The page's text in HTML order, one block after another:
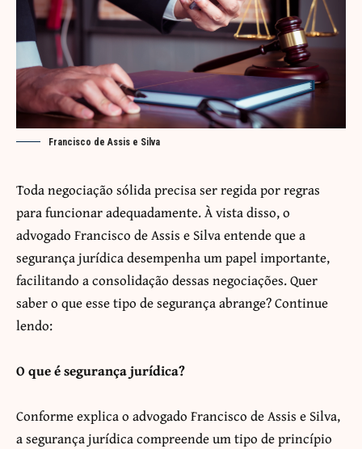
Francisco de Assis e Silva
Toda negociação sólida precisa ser regida por regras
para funcionar adequadamente. À vista disso, o
advogado Francisco de Assis e Silva entende que a
segurança jurídica desempenha um papel importante,
facilitando a consolidação dessas negociações. Quer
saber o que esse tipo de segurança abrange? Continue
lendo:
O que é segurança jurídica?
Conforme explica o advogado Francisco de Assis e Silva,
a segurança jurídica compreende um tipo de princípio